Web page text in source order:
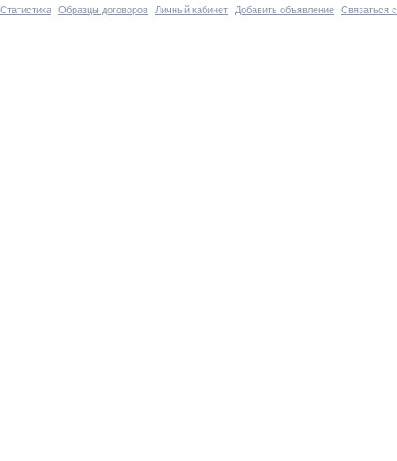
Статистика
Образцы договоров Личный кабинет Добавить объявление Связаться